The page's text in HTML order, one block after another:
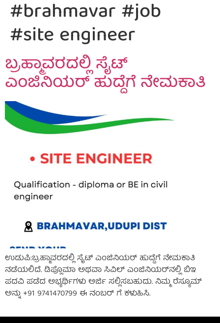
#brahmavar #job
#site engineer
ಬ್ರಹ್ಮಾವರದಲ್ಲಿ ಸೈಟ್
ಎಂಜಿನಿಯರ್ ಹುದ್ದೆಗೆ ನೇಮಕಾತಿ
ಉಡುಪಿ:ಬ್ರಹ್ಮಾವರದಲ್ಲಿ ಸೈಟ್ ಎಂಜಿನಿಯರ್ ಹುದ್ದೆಗೆ ನೇಮಕಾತಿ
ನಡೆಯಲಿದೆ. ಡಿಪ್ಲೊಮಾ ಅಥವಾ ಸಿವಿಲ್ ಎಂಜಿನಿಯರ್‌ನಲ್ಲಿ ಬಿಇ
ಪದವಿ ಪಡೆದ ಅಭ್ಯರ್ಥಿಗಳು ಅರ್ಜಿ ಸಲ್ಲಿಸಬಹುದು. ನಿಮ್ಮ ರೆಸ್ಯೂಮ್
ಅನ್ನು +91 9741470799 ಈ ನಂಬರ್ ಗೆ ಕಳುಹಿಸಿ.